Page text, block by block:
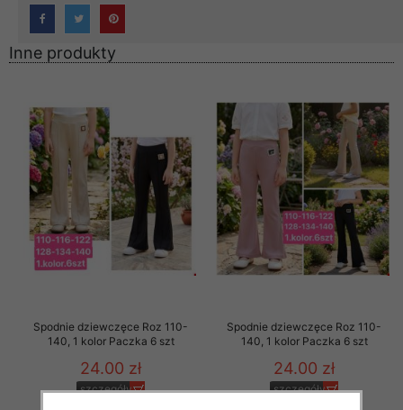
Inne produkty
Spodnie dziewczęce Roz 110-
140, 1 kolor Paczka 6 szt
24.00 zł
szczegóły
Spodnie dziewczęce Roz 110-
140, 1 kolor Paczka 6 szt
24.00 zł
szczegóły